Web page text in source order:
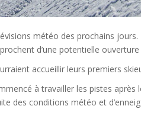
météo des prochains
d’une potentielle
accueillir leurs premiers
à travailler les pistes après
des conditions météo et